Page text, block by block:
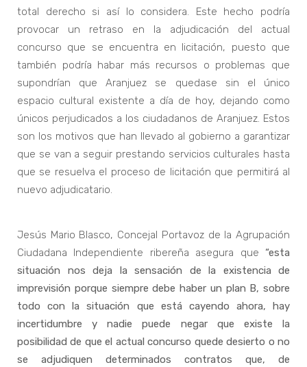
total derecho si así lo considera. Este hecho podría
provocar un retraso en la adjudicación del actual
concurso que se encuentra en licitación, puesto que
también podría habar más recursos o problemas que
supondrían que Aranjuez se quedase sin el único
espacio cultural existente a día de hoy, dejando como
únicos perjudicados a los ciudadanos de Aranjuez. Estos
son los motivos que han llevado al gobierno a garantizar
que se van a seguir prestando servicios culturales hasta
que se resuelva el proceso de licitación que permitirá al
nuevo adjudicatario.
Jesús Mario Blasco, Concejal Portavoz de la Agrupación
Ciudadana Independiente ribereña asegura que “esta
situación nos deja la sensación de la existencia de
imprevisión porque siempre debe haber un plan B, sobre
todo con la situación que está cayendo ahora, hay
incertidumbre y nadie puede negar que existe la
posibilidad de que el actual concurso quede desierto o no
se adjudiquen determinados contratos que, de